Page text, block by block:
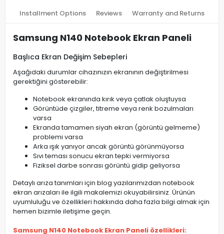
Installment Options Reviews Warranty and Returns
Samsung N140 Notebook Ekran Paneli
Başlıca Ekran Değişim Sebepleri
Aşağıdaki durumlar cihazınızın ekranının değiştirilmesi
gerektiğini gösterebilir:
Notebook ekranında kırık veya çatlak oluştuysa
Görüntüde çizgiler, titreme veya renk bozulmaları
varsa
Ekranda tamamen siyah ekran (görüntü gelmeme)
problemi varsa
Arka ışık yanıyor ancak görüntü görünmüyorsa
Sıvı teması sonucu ekran tepki vermiyorsa
Fiziksel darbe sonrası görüntü gidip geliyorsa
Detaylı arıza tanımları için blog yazılarımızdan notebook
ekran arızaları ile ilgili makalemizi okuyabilirsiniz. Ürünün
uyumluluğu ve özellikleri hakkında daha fazla bilgi almak için
hemen bizimle iletişime geçin.
Samsung N140 Notebook Ekran Paneli özellikleri: